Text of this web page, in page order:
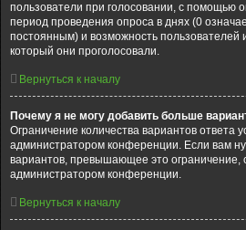
пользователи при голосовании, с помощью
период проведения опроса в днях (0
постоянным) и возможность пользователей
который они проголосовали.
Вернуться к началу
Почему я не могу добавить больше
Ограничение количества вариантов ответа
администратором конференции. Если вам
вариантов, превышающее это ограничение,
администратором конференции.
Вернуться к началу